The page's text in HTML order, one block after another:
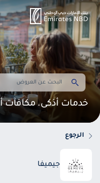
خدمات أذكى. مكافآت
الرجوع
جيميفا